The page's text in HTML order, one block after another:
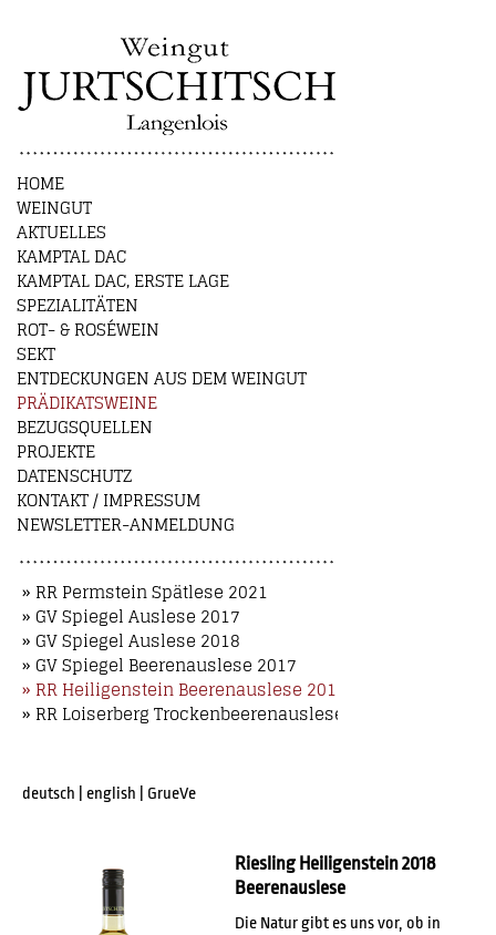
HOME
WEINGUT
AKTUELLES
KAMPTAL DAC
KAMPTAL DAC, ERSTE LAGE
SPEZIALITÄTEN
ROT- & ROSÉWEIN
SEKT
ENTDECKUNGEN AUS DEM WEINGUT
PRÄDIKATSWEINE
BEZUGSQUELLEN
PROJEKTE
DATENSCHUTZ
KONTAKT / IMPRESSUM
NEWSLETTER-ANMELDUNG
» RR Permstein Spätlese 2021
» GV Spiegel Auslese 2017
» GV Spiegel Auslese 2018
» GV Spiegel Beerenauslese 2017
» RR Heiligenstein Beerenauslese 2018
» RR Loiserberg Trockenbeerenauslese 2018
deutsch english GrueVe
Riesling Heiligenstein 2018
Beerenauslese
Die Natur gibt es uns vor, ob in